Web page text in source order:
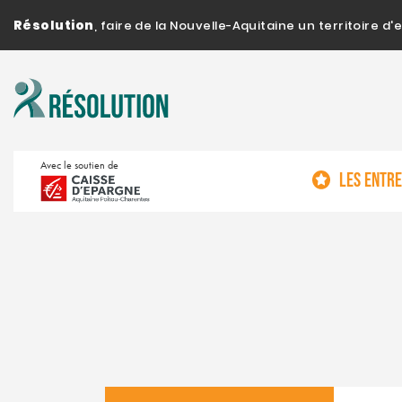
Résolution, faire de la Nouvelle-Aquitaine un territoire
Avec le soutien de
LES